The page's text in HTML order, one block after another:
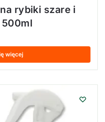
rybiki szare i
500ml
więcej